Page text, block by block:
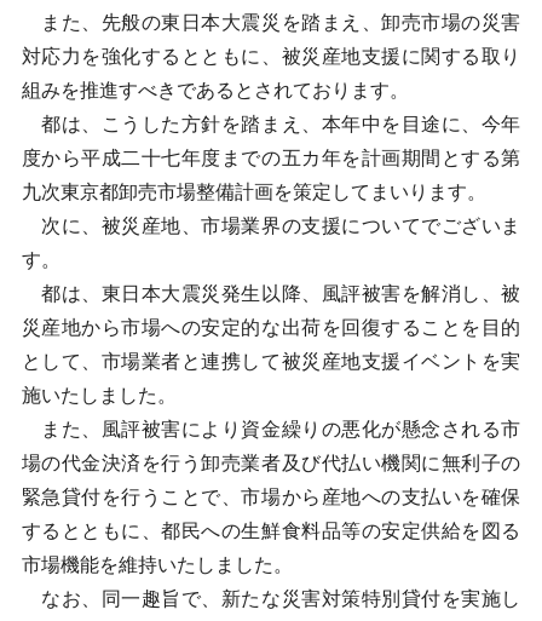
また、先般の東日本大震災を踏まえ、卸売市場の災害
対応力を強化するとともに、被災産地支援に関する取り
組みを推進すべきであるとされております。
都は、こうした方針を踏まえ、本年中を目途に、今年
度から平成二十七年度までの五カ年を計画期間とする第
九次東京都卸売市場整備計画を策定してまいります。
次に、被災産地、市場業界の支援についてでございま
す。
都は、東日本大震災発生以降、風評被害を解消し、被
災産地から市場への安定的な出荷を回復することを目的
として、市場業者と連携して被災産地支援イベントを実
施いたしました。
また、風評被害により資金繰りの悪化が懸念される市
場の代金決済を行う卸売業者及び代払い機関に無利子の
緊急貸付を行うことで、市場から産地への支払いを確保
するとともに、都民への生鮮食料品等の安定供給を図る
市場機能を維持いたしました。
なお、同一趣旨で、新たな災害対策特別貸付を実施し